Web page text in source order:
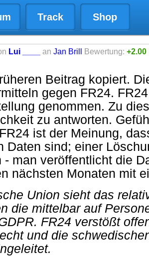
Track Shop
Lui ____ an Jan Brill Bewertung: +2.00
Beitrag kopiert.
gegen FR24.
genommen. Zu
zu antworten.
FR24 ist der Meinung,
Daten sind; einer
- man veröffentlicht die
nächsten Monaten mit
Union sieht das
die mittelbar auf
FR24 verstößt
und die